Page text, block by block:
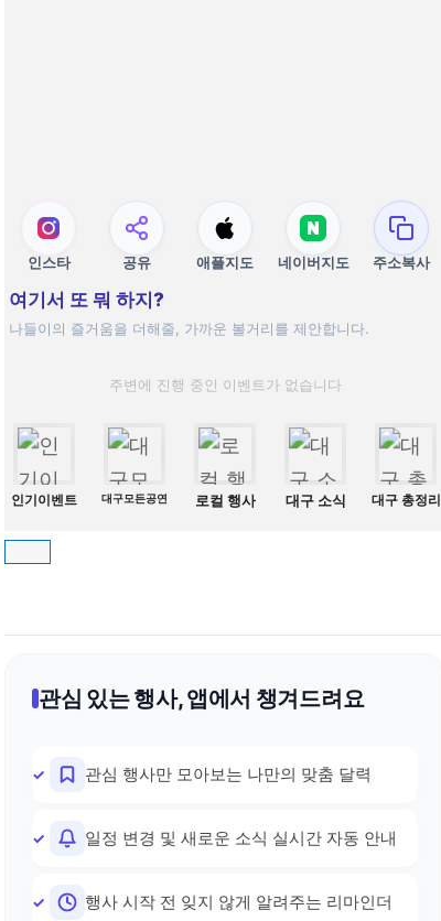
인스타 공유 애플지도 네이버지도 주소복사
여기서 또 뭐 하지?
나들이의 즐거움을 더해줄, 가까운 볼거리를 제안합니다.
주변에 진행 중인 이벤트가 없습니다
인기이벤트 대구모든공연 로컬 행사 대구 소식 대구 총정리
관심 있는 행사, 앱에서 챙겨드려요
관심 행사만 모아보는 나만의 맞춤 달력
일정 변경 및 새로운 소식 실시간 자동 안내
행사 시작 전 잊지 않게 알려주는 리마인더